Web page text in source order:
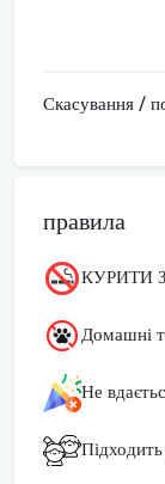
Скасування /
правила
КУРИТИ
Домашні
Не